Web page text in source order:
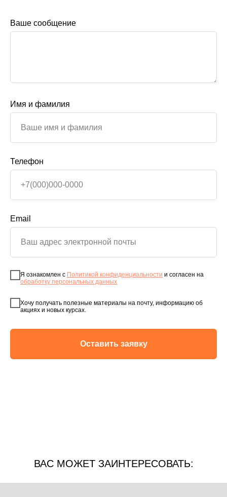
Ваше сообщение
Имя и фамилия
Телефон
Email
Я ознакомлен с Политикой конфиденциальности и согласен на
обработку персональных данных
Хочу получать полезные материалы на почту, информацию об
акциях и новых курсах.
Оставить заявку
ВАС МОЖЕТ ЗАИНТЕРЕСОВАТЬ: